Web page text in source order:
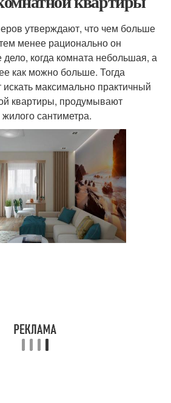
утверждают, что чем больше
менее рационально он
дело, когда комната небольшая, а
как можно больше. Тогда
максимально практичный
квартиры, продумывают
сантиметра.